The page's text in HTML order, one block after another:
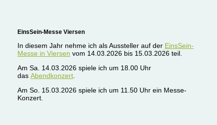
EinsSein-Messe Viersen
In diesem Jahr nehme ich als Aussteller auf der EinsSein-
Messe in Viersen vom 14.03.2026 bis 15.03.2026 teil.
Am Sa. 14.03.2026 spiele ich um 18.00 Uhr
das Abendkonzert.
Am So. 15.03.2026 spiele ich um 11.50 Uhr ein Messe-
Konzert.